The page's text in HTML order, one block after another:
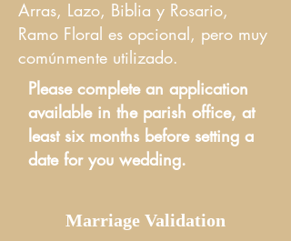
Arras, Lazo, Biblia y Rosario,
Ramo Floral es opcional, pero muy
comúnmente utilizado.
Please complete an application
available in the parish office, at
least six months before setting a
date for you wedding.
Marriage Validation